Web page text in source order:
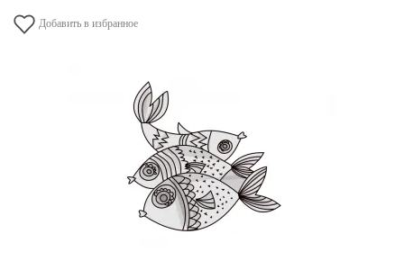
Добавить в избранное